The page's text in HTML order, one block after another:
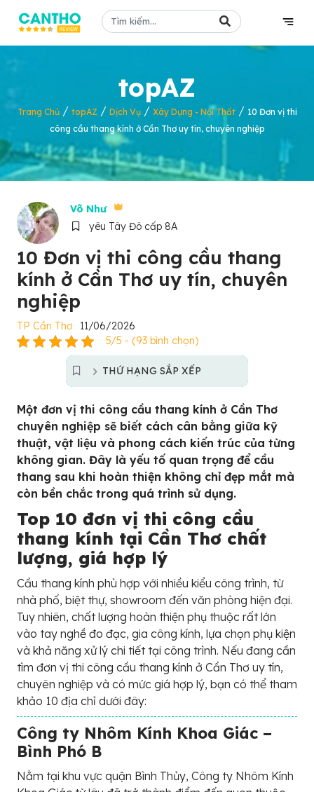
topAZ
Trang Chủ/ topAZ / Dịch Vụ/ Xây Dựng - Nội Thất/ 10 Đơn vị thi
công cầu thang kính ở Cần Thơ uy tín, chuyên nghiệp
Võ Như
yêu Tây Đô cấp 8A
10 Đơn vị thi công cầu thang
kính ở Cần Thơ uy tín, chuyên
nghiệp
TP Cần Thơ
11/06/2026
5/5 - (93 bình chọn)
THỨ HẠNG SẮP XẾP
Một đơn vị thi công cầu thang kính ở Cần Thơ
chuyên nghiệp sẽ biết cách cân bằng giữa kỹ
thuật, vật liệu và phong cách kiến trúc của từng
không gian. Đây là yếu tố quan trọng để cầu
thang sau khi hoàn thiện không chỉ đẹp mắt mà
còn bền chắc trong quá trình sử dụng.
Top 10 đơn vị thi công cầu
thang kính tại Cần Thơ chất
lượng, giá hợp lý
Cầu thang kính phù hợp với nhiều kiểu công trình, từ
nhà phố, biệt thự, showroom đến văn phòng hiện đại.
Tuy nhiên, chất lượng hoàn thiện phụ thuộc rất lớn
vào tay nghề đo đạc, gia công kính, lựa chọn phụ kiện
và khả năng xử lý chi tiết tại công trình. Nếu đang cần
tìm đơn vị thi công cầu thang kính ở Cần Thơ uy tín,
chuyên nghiệp và có mức giá hợp lý, bạn có thể tham
khảo 10 địa chỉ dưới đây:
Công ty Nhôm Kính Khoa Giác –
Bình Phó B
Nằm tại khu vực quận Bình Thủy, Công ty Nhôm Kính